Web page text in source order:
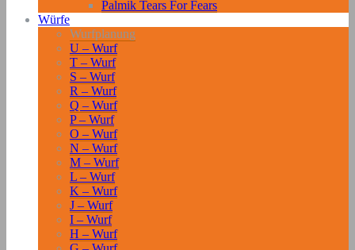
Palmik Tears For Fears
Würfe
Wurfplanung
U – Wurf
T – Wurf
S – Wurf
R – Wurf
Q – Wurf
P – Wurf
O – Wurf
N – Wurf
M – Wurf
L – Wurf
K – Wurf
J – Wurf
I – Wurf
H – Wurf